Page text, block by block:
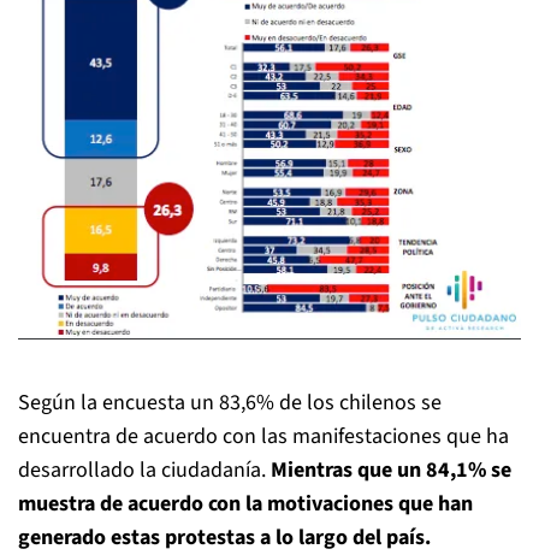
Según la encuesta un 83,6% de los chilenos se
encuentra de acuerdo con las manifestaciones que ha
desarrollado la ciudadanía. Mientras que un 84,1% se
muestra de acuerdo con la motivaciones que han
generado estas protestas a lo largo del país.